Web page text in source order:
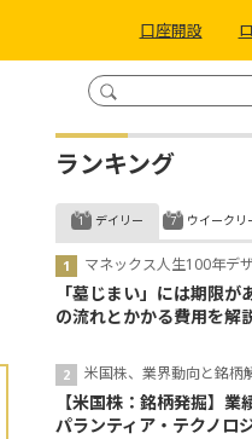
口座開設
ランキング
デイリー
マネックス人生100年デ
「墓じまい」には期限が
の流れとかかる費用を解
米国株、業界動向と銘柄
【米国株：銘柄発掘】業
パランティア・テクノロ
ウイークリ